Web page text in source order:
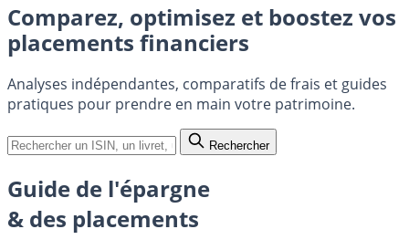
Comparez, optimisez et boostez vos
placements financiers
Analyses indépendantes, comparatifs de frais et guides
pratiques pour prendre en main votre patrimoine.
Rechercher
Guide de l'épargne
& des placements